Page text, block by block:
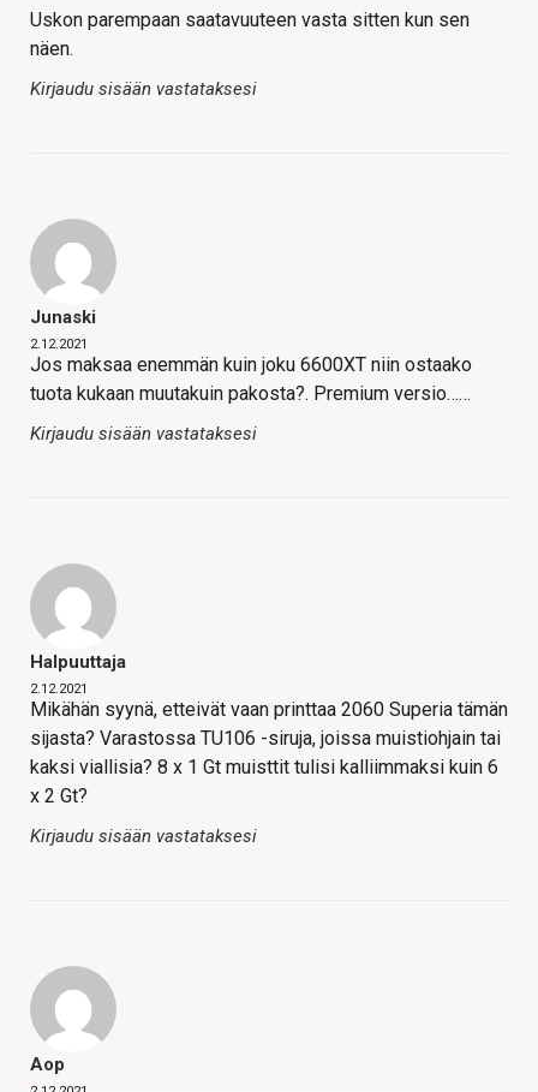
Uskon parempaan saatavuuteen vasta sitten kun sen
näen.
Kirjaudu sisään vastataksesi
Junaski
2.12.2021
Jos maksaa enemmän kuin joku 6600XT niin ostaako
tuota kukaan muutakuin pakosta?. Premium versio……
Kirjaudu sisään vastataksesi
Halpuuttaja
2.12.2021
Mikähän syynä, etteivät vaan printtaa 2060 Superia tämän
sijasta? Varastossa TU106 -siruja, joissa muistiohjain tai
kaksi viallisia? 8 x 1 Gt muisttit tulisi kalliimmaksi kuin 6
x 2 Gt?
Kirjaudu sisään vastataksesi
Aop